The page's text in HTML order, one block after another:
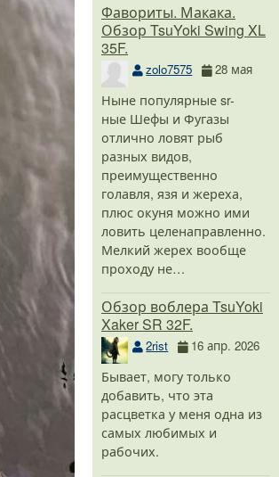
Фавориты. Макака.
Обзор TsuYoki Swing XL
35F.
zolo7575 28 мая
Ныне популярные sr-
ные Шефы и Фугазы
отлично ловят рыб
разных видов,
преимущественно
голавля, язя и жереха,
плюс окуня можно ими
ловить целенаправленно.
Мелкий жерех вообще
проходу не…
Обзор воблера TsuYoki
Xaker SR 32F.
2rist 16 апр. 2026
Бывает, могу только
добавить, что эта
расцветка у меня одна из
самых любимых и
рабочих.